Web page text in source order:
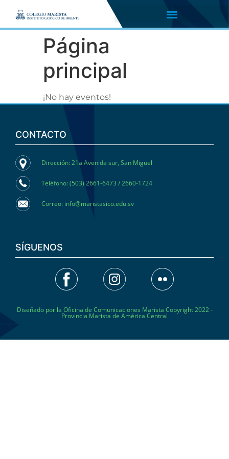
Página
principal
¡No hay eventos!
CONTACTO
Dirección: 21a Avenida sur, San Miguel
Teléfono: (503) 2661-6473 / 2660-1724
Correo: info@maristasico.edu.sv
SÍGUENOS
Diseñado por la Oficina de Comunicaciones Marista Copyright 2022 -
Provincia Marista de América Central